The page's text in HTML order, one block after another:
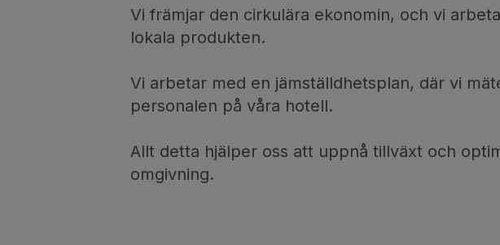
Vi främjar den cirkulära ekonomin, och vi
lokala produkten.
Vi arbetar med en jämställdhetsplan, där vi
personalen på våra hotell.
Allt detta hjälper oss att uppnå tillväxt och
omgivning.